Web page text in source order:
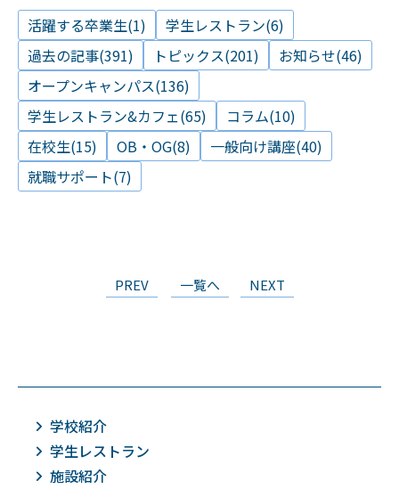
活躍する卒業生(1)
学生レストラン(6)
過去の記事(391)
トピックス(201)
お知らせ(46)
オープンキャンパス(136)
学生レストラン&カフェ(65)
コラム(10)
在校生(15)
OB・OG(8)
一般向け講座(40)
就職サポート(7)
PREV 一覧へ NEXT
学校紹介
学生レストラン
施設紹介